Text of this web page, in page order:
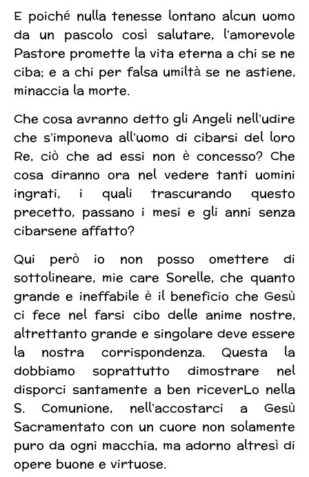
E poiché nulla tenesse lontano alcun uomo
da un pascolo così salutare, l’amorevole
Pastore promette la vita eterna a chi se ne
ciba; e a chi per falsa umiltà se ne astiene,
minaccia la morte.
Che cosa avranno detto gli Angeli nell’udire
che s’imponeva all’uomo di cibarsi del loro
Re, ciò che ad essi non è concesso? Che
cosa diranno ora nel vedere tanti uomini
ingrati, i quali trascurando questo
precetto, passano i mesi e gli anni senza
cibarsene affatto?
Qui però io non posso omettere di
sottolineare, mie care Sorelle, che quanto
grande e ineffabile è il beneficio che Gesù
ci fece nel farsi cibo delle anime nostre,
altrettanto grande e singolare deve essere
la nostra corrispondenza. Questa la
dobbiamo soprattutto dimostrare nel
disporci santamente a ben riceverLo nella
S. Comunione, nell’accostarci a Gesù
Sacramentato con un cuore non solamente
puro da ogni macchia, ma adorno altresì di
opere buone e virtuose.